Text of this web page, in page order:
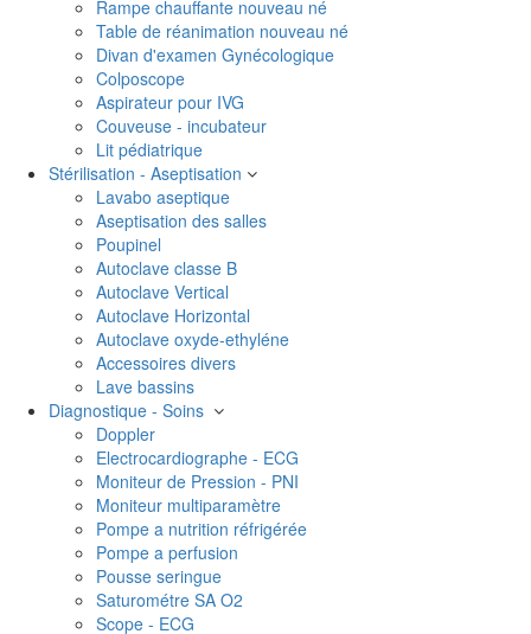
Rampe chauffante nouveau né
Table de réanimation nouveau né
Divan d'examen Gynécologique
Colposcope
Aspirateur pour IVG
Couveuse - incubateur
Lit pédiatrique
Stérilisation - Aseptisation
Lavabo aseptique
Aseptisation des salles
Poupinel
Autoclave classe B
Autoclave Vertical
Autoclave Horizontal
Autoclave oxyde-ethyléne
Accessoires divers
Lave bassins
Diagnostique - Soins
Doppler
Electrocardiographe - ECG
Moniteur de Pression - PNI
Moniteur multiparamètre
Pompe a nutrition réfrigérée
Pompe a perfusion
Pousse seringue
Saturométre SA O2
Scope - ECG